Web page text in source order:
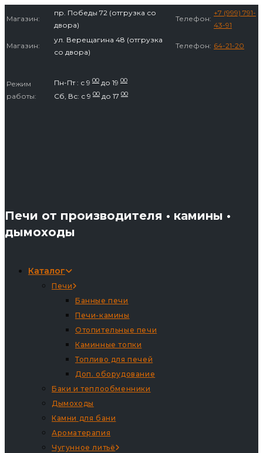
содержимому
Магазин:
пр. Победы 72 (отгрузка со
двора)
Телефон:
+7 (999) 791-
43-91
Магазин:
ул. Верещагина 48 (отгрузка
со двора)
Телефон: 64-21-20
Режим
работы:
Пн-Пт : с 9 00 до 19 00
Сб, Вс: с 9 00 до 17 00
Печи от производителя • камины •
дымоходы
Каталог
Печи
Банные печи
Печи-камины
Отопительные печи
Каминные топки
Топливо для печей
Доп. оборудование
Баки и теплообменники
Дымоходы
Камни для бани
Ароматерапия
Чугунное литьё